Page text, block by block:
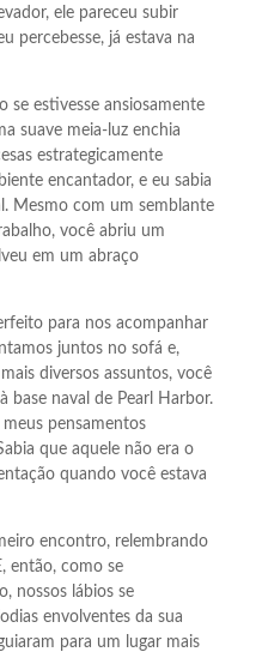
ele pareceu subir
percebesse, já estava na
se estivesse ansiosamente
suave meia-luz enchia
estrategicamente
encantador, e eu sabia
Mesmo com um semblante
você abriu um
em um abraço
para nos acompanhar
juntos no sofá e,
diversos assuntos, você
base naval de Pearl Harbor.
pensamentos
que aquele não era o
quando você estava
encontro, relembrando
então, como se
nossos lábios se
envolventes da sua
para um lugar mais